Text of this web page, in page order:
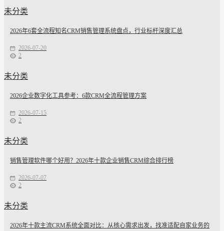
未分类
2026年6套全流程知名CRM销售管理系统盘点，行业标杆深度汇总
2026-07-20
2
未分类
2026企业数字化工具参考：6款CRM全流程管理方案
2026-07-15
2
未分类
销售管理软件哪个好用？2026年十款企业销售CRM综合排行榜
2026-07-07
2
未分类
2026年十款主流CRM系统全面对比：从核心需求出发，找准适配自家业务的